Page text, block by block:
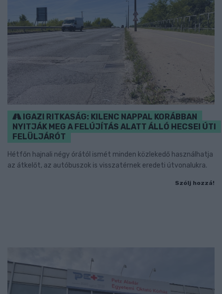
IGAZI RITKASÁG: KILENC NAPPAL KORÁBBAN
NYITJÁK MEG A FELÚJÍTÁS ALATT ÁLLÓ HECSEI ÚTI
FELÜLJÁRÓT
Hétfőn hajnali négy órától ismét minden közlekedő használhatja
az átkelőt, az autóbuszok is visszatérnek eredeti útvonalukra.
Szólj hozzá!